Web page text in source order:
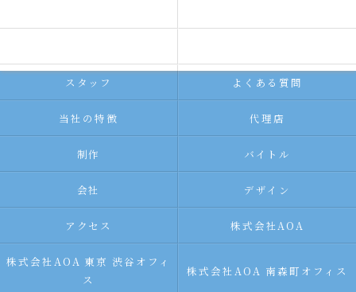
スタッフ よくある質問
当社の特徴 代理店
制作 バイトル
会社 デザイン
アクセス 株式会社AOA
株式会社AOA 東京 渋谷オフィ
ス
株式会社AOA 南森町オフィス